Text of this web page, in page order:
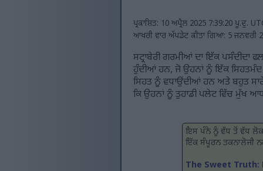
ਪ੍ਰਕਾਸ਼ਿਤ: 10 ਅਪ੍ਰੈਲ 2025 7:39:20 ਪੂ.ਦੁ.
ਆਖਰੀ ਵਾਰ ਅੱਪਡੇਟ ਕੀਤਾ ਗਿਆ: 5 ਜਨਵਰੀ
ਸਟ੍ਰਾਬੇਰੀ ਗਰਮੀਆਂ ਦਾ ਇੱਕ ਪਸੰਦੀਦਾ
ਹੁੰਦੀਆਂ ਹਨ, ਜੋ ਉਹਨਾਂ ਨੂੰ ਇੱਕ ਸਿਹਤਮੰਦ
ਸਿਹਤ ਨੂੰ ਵਧਾਉਂਦੀਆਂ ਹਨ ਅਤੇ ਬਹੁਤ
ਕਿ ਉਹਨਾਂ ਨੂੰ ਤੁਹਾਡੀ ਪਲੇਟ ਵਿੱਚ ਮੁੱਖ
ਇਸ ਪੰਨੇ ਨੂੰ ਵੱਧ ਤੋਂ ਵੱਧ
ਇੱਕ ਸੰਪੂਰਨ ਤਕਨਾਲੋਜੀ
The Sweet Truth: